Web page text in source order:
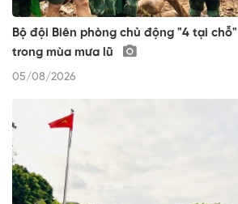
Bộ đội Biên phòng chủ động "4 tại
trong mùa mưa lũ
05/08/2026